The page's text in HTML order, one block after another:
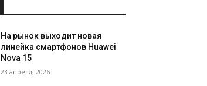
На рынок выходит новая
линейка смартфонов Huawei
Nova 15
23 апреля, 2026